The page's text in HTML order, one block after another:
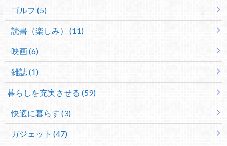
ゴルフ (5)
読書（楽しみ） (11)
映画 (6)
雑誌 (1)
暮らしを充実させる (59)
快適に暮らす (3)
ガジェット (47)